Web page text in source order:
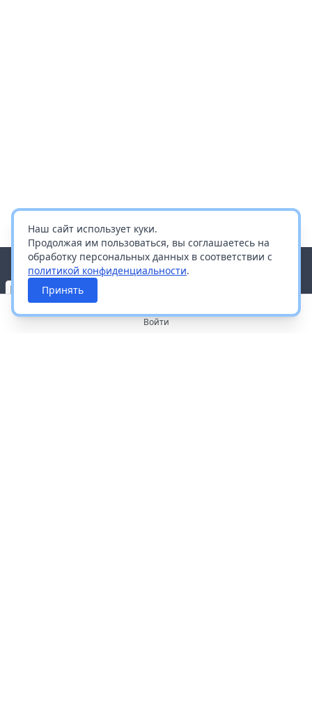
Наш сайт использует куки.
Продолжая им пользоваться, вы соглашаетесь на
обработку персональных данных в соответствии с
политикой конфиденциальности.
Принять
Войти